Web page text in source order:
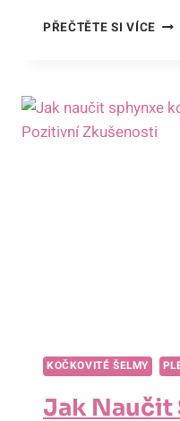
PŘEČTĚTE SI VÍCEKDE
KOČKOVITÉ ŠELMY
Jak Naučit